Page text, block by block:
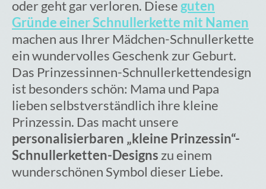
oder geht gar verloren. Diese guten
Gründe einer Schnullerkette mit Namen
machen aus Ihrer Mädchen-Schnullerkette
ein wundervolles Geschenk zur Geburt.
Das Prinzessinnen-Schnullerkettendesign
ist besonders schön: Mama und Papa
lieben selbstverständlich ihre kleine
Prinzessin. Das macht unsere
personalisierbaren „kleine Prinzessin“-
Schnullerketten-Designs zu einem
wunderschönen Symbol dieser Liebe.